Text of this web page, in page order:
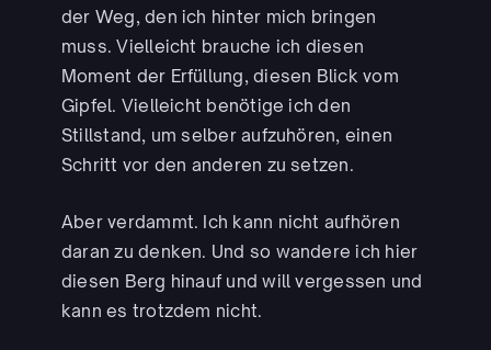
der Weg, den ich hinter mich bringen
muss. Vielleicht brauche ich diesen
Moment der Erfüllung, diesen Blick vom
Gipfel. Vielleicht benötige ich den
Stillstand, um selber aufzuhören, einen
Schritt vor den anderen zu setzen.
Aber verdammt. Ich kann nicht aufhören
daran zu denken. Und so wandere ich hier
diesen Berg hinauf und will vergessen und
kann es trotzdem nicht.